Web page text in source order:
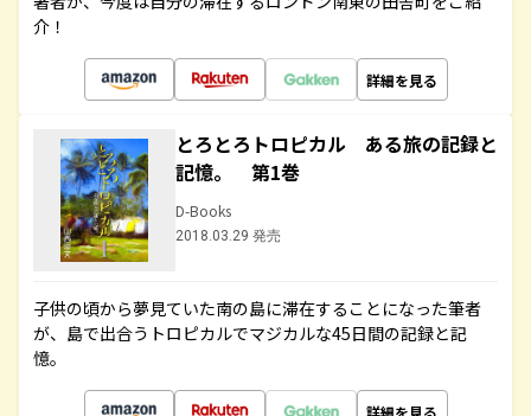
介！
詳細を見る
とろとろトロピカル ある旅の記録と
記憶。 第1巻
D-Books
2018.03.29 発売
子供の頃から夢見ていた南の島に滞在することになった筆者
が、島で出合うトロピカルでマジカルな45日間の記録と記
憶。
詳細を見る